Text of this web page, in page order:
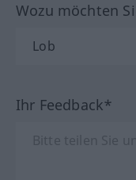
Wozu möchten
Ihr Feedback*